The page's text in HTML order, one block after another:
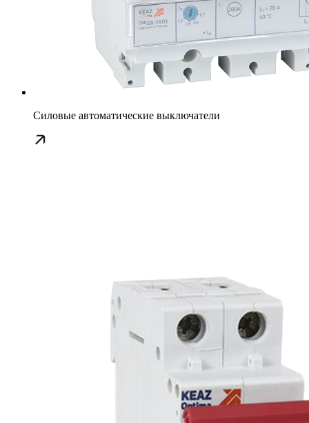
Силовые автоматические выключатели